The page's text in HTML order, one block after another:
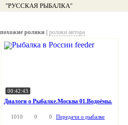
"РУССКАЯ РЫБАЛКА"
похожие ролики | ролики автора
00:42:43
Диалоги о Рыбалке.Москва 01.Водоёмы.
1010 0 0 Передачи о рыбалке